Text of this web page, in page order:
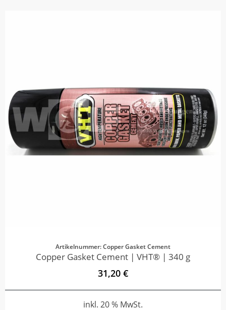
Artikelnummer: Copper Gasket Cement
Copper Gasket Cement | VHT® | 340 g
31,20 €
inkl. 20 % MwSt.